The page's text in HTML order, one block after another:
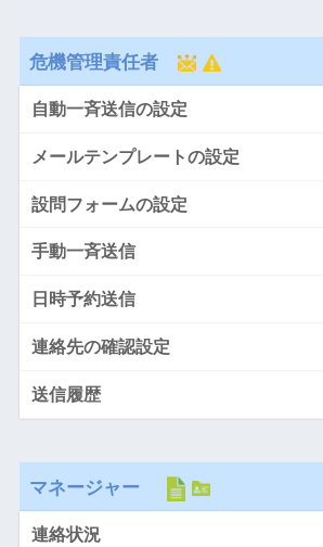
危機管理責任者
自動一斉送信の設定
メールテンプレートの設定
設問フォームの設定
手動一斉送信
日時予約送信
連絡先の確認設定
送信履歴
マネージャー
連絡状況